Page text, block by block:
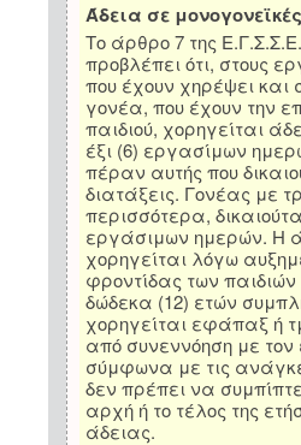
Άδεια σε
Το άρθρο 7 της
προβλέπει ότι, στους
που έχουν χηρέψει και
γονέα, που έχουν την
παιδιού, χορηγείται
έξι (6) εργασίμων
πέραν αυτής που
διατάξεις. Γονέας με
περισσότερα,
εργάσιμων ημερών. Η
χορηγείται λόγω
φροντίδας των παιδιών
δώδεκα (12) ετών
χορηγείται εφάπαξ ή
από συνεννόηση με τον
σύμφωνα με τις
δεν πρέπει να
αρχή ή το τέλος της
άδειας.